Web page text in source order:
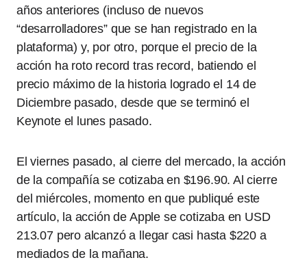
años anteriores (incluso de nuevos
“desarrolladores” que se han registrado en la
plataforma) y, por otro, porque el precio de la
acción ha roto record tras record, batiendo el
precio máximo de la historia logrado el 14 de
Diciembre pasado, desde que se terminó el
Keynote el lunes pasado.
El viernes pasado, al cierre del mercado, la acción
de la compañía se cotizaba en $196.90. Al cierre
del miércoles, momento en que publiqué este
artículo, la acción de Apple se cotizaba en USD
213.07 pero alcanzó a llegar casi hasta $220 a
mediados de la mañana.